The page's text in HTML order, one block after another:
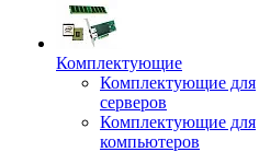
Комплектующие
Комплектующие для
серверов
Комплектующие для
компьютеров